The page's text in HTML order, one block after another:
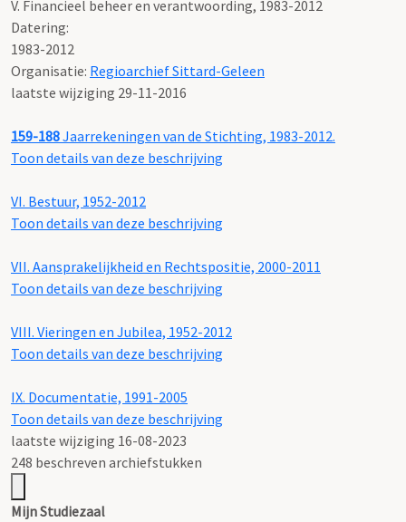
V. Financieel beheer en verantwoording, 1983-2012
Datering:
1983-2012
Organisatie: Regioarchief Sittard-Geleen
laatste wijziging 29-11-2016
159-188Jaarrekeningen van de Stichting, 1983-2012.
Toon details van deze beschrijving
VI. Bestuur, 1952-2012
Toon details van deze beschrijving
VII. Aansprakelijkheid en Rechtspositie, 2000-2011
Toon details van deze beschrijving
VIII. Vieringen en Jubilea, 1952-2012
Toon details van deze beschrijving
IX. Documentatie, 1991-2005
Toon details van deze beschrijving
laatste wijziging 16-08-2023
248 beschreven archiefstukken
Mijn Studiezaal